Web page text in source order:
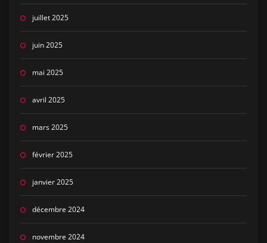
juillet 2025
juin 2025
mai 2025
avril 2025
mars 2025
février 2025
janvier 2025
décembre 2024
novembre 2024